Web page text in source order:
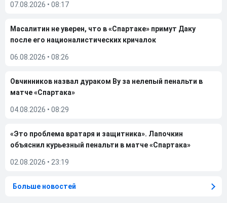
07.08.2026 • 08:17
Масалитин не уверен, что в «Спартаке» примут Даку
после его националистических кричалок
06.08.2026 • 08:26
Овчинников назвал дураком Ву за нелепый пенальти в
матче «Спартака»
04.08.2026 • 08:29
«Это проблема вратаря и защитника». Лапочкин
объяснил курьезный пенальти в матче «Спартака»
02.08.2026 • 23:19
Больше новостей